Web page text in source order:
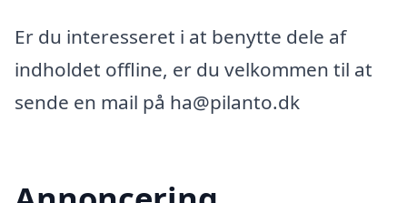
Er du interesseret i at benytte dele af
indholdet offline, er du velkommen til at
sende en mail på ha@pilanto.dk